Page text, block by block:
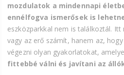
mozdulatok a mindennapi
ennélfogva ismerősek is
eszközparkkal nem is találkoztál.
vagy az erő számít, hanem az,
végezni olyan gyakorlatokat,
fittebbé válni és javítani az